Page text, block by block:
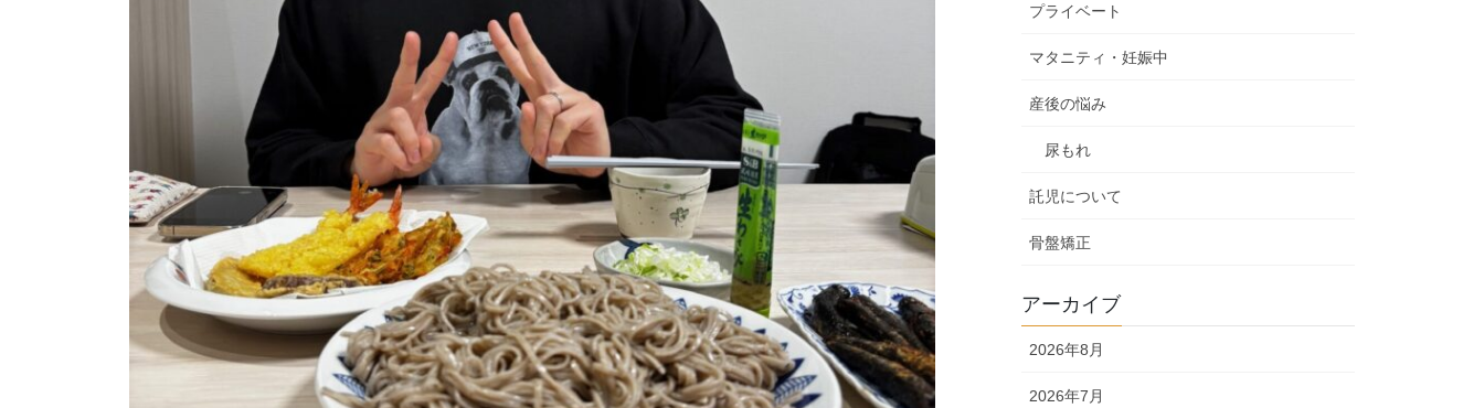
プライベート
マタニティ・妊娠中
産後の悩み
尿もれ
託児について
骨盤矯正
アーカイブ
2026年8月
2026年7月